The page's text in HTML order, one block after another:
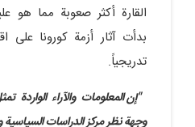
القارة أکثر صعوبة مما هو
بدأت آثار أزمة کورونا
تدریجیاً.
"إن المعلومات والآراء الواردة
وجهة نظر مرکز الدراسات السیاسیة